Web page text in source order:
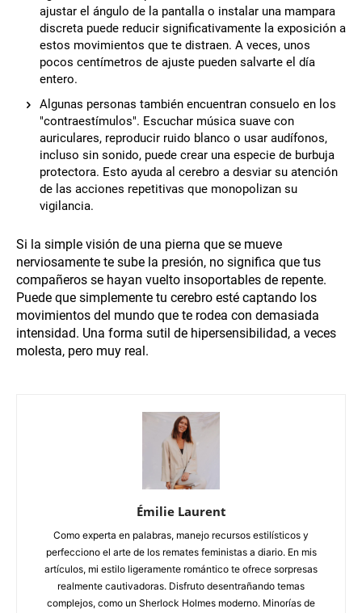
ajustar el ángulo de la pantalla o instalar una mampara
discreta puede reducir significativamente la exposición a
estos movimientos que te distraen. A veces, unos
pocos centímetros de ajuste pueden salvarte el día
entero.
Algunas personas también encuentran consuelo en los
"contraestímulos". Escuchar música suave con
auriculares, reproducir ruido blanco o usar audífonos,
incluso sin sonido, puede crear una especie de burbuja
protectora. Esto ayuda al cerebro a desviar su atención
de las acciones repetitivas que monopolizan su
vigilancia.
Si la simple visión de una pierna que se mueve
nerviosamente te sube la presión, no significa que tus
compañeros se hayan vuelto insoportables de repente.
Puede que simplemente tu cerebro esté captando los
movimientos del mundo que te rodea con demasiada
intensidad. Una forma sutil de hipersensibilidad, a veces
molesta, pero muy real.
Émilie Laurent
Como experta en palabras, manejo recursos estilísticos y
perfecciono el arte de los remates feministas a diario. En mis
artículos, mi estilo ligeramente romántico te ofrece sorpresas
realmente cautivadoras. Disfruto desentrañando temas
complejos, como un Sherlock Holmes moderno. Minorías de